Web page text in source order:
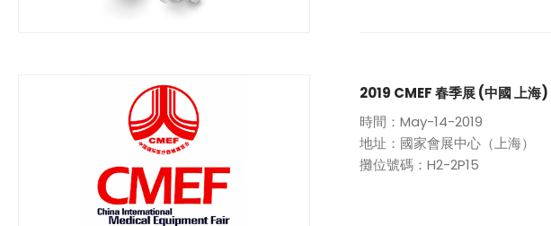
2019 CMEF 春季展 (中國 上海)
時間：May-14-2019
地址：國家會展中心（上海）
攤位號碼：H2-2P15